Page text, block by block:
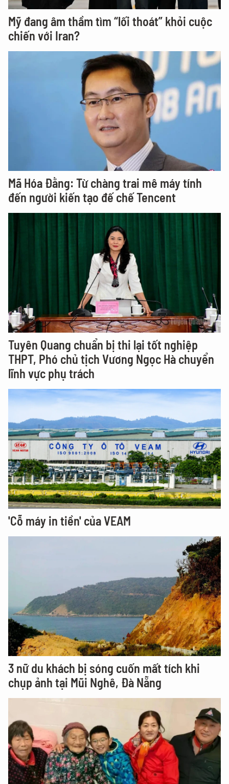
Mỹ đang âm thầm tìm “lối thoát” khỏi cuộc
chiến với Iran?
Mã Hóa Đằng: Từ chàng trai mê máy tính
đến người kiến tạo đế chế Tencent
Tuyên Quang chuẩn bị thi lại tốt nghiệp
THPT, Phó chủ tịch Vương Ngọc Hà chuyển
lĩnh vực phụ trách
'Cỗ máy in tiền' của VEAM
3 nữ du khách bị sóng cuốn mất tích khi
chụp ảnh tại Mũi Nghê, Đà Nẵng